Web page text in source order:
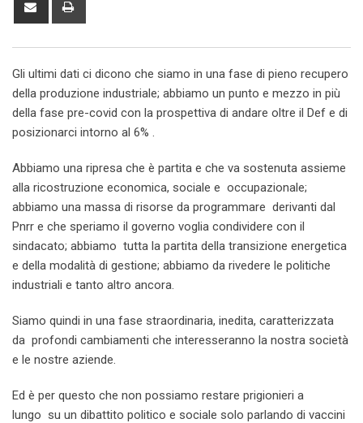
Gli ultimi dati ci dicono che siamo in una fase di pieno recupero
della produzione industriale; abbiamo un punto e mezzo in più
della fase pre-covid con la prospettiva di andare oltre il Def e di
posizionarci intorno al 6% .
Abbiamo una ripresa che è partita e che va sostenuta assieme
alla ricostruzione economica, sociale e occupazionale;
abbiamo una massa di risorse da programmare derivanti dal
Pnrr e che speriamo il governo voglia condividere con il
sindacato; abbiamo tutta la partita della transizione energetica
e della modalità di gestione; abbiamo da rivedere le politiche
industriali e tanto altro ancora.
Siamo quindi in una fase straordinaria, inedita, caratterizzata
da profondi cambiamenti che interesseranno la nostra società
e le nostre aziende.
Ed è per questo che non possiamo restare prigionieri a
lungo su un dibattito politico e sociale solo parlando di vaccini